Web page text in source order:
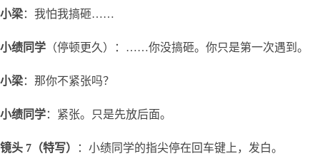
小梁：我怕我搞砸……
小绩同学 （停顿更久）：……你没搞砸。你只是第一次遇到。
小梁：那你不紧张吗？
小绩同学：紧张。只是先放后面。
镜头 7（特写） ：小绩同学的指尖停在回车键上，发白。